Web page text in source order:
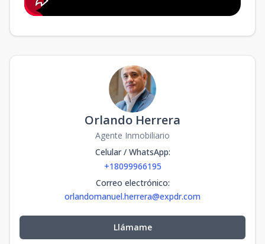
Orlando Herrera
Agente Inmobiliario
Celular / WhatsApp:
+18099966195
Correo electrónico:
orlandomanuel.herrera@expdr.com
Llámame